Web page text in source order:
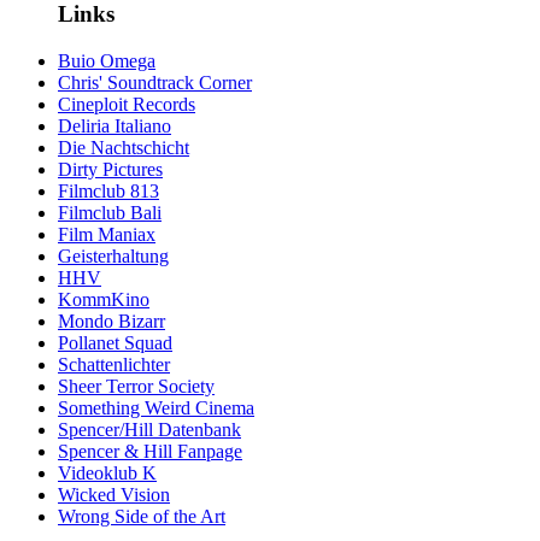
Links
Buio Omega
Chris' Soundtrack Corner
Cineploit Records
Deliria Italiano
Die Nachtschicht
Dirty Pictures
Filmclub 813
Filmclub Bali
Film Maniax
Geisterhaltung
HHV
KommKino
Mondo Bizarr
Pollanet Squad
Schattenlichter
Sheer Terror Society
Something Weird Cinema
Spencer/Hill Datenbank
Spencer & Hill Fanpage
Videoklub K
Wicked Vision
Wrong Side of the Art